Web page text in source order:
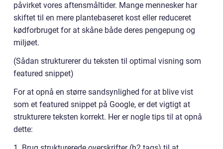
påvirket vores aftensmåltider. Mange mennesker har
skiftet til en mere plantebaseret kost eller reduceret
kødforbruget for at skåne både deres pengepung og
miljøet.
(Sådan strukturerer du teksten til optimal visning som
featured snippet)
For at opnå en større sandsynlighed for at blive vist
som et featured snippet på Google, er det vigtigt at
strukturere teksten korrekt. Her er nogle tips til at opnå
dette: